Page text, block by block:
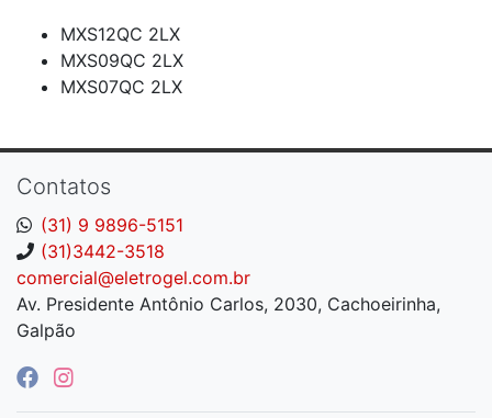
MXS12QC 2LX
MXS09QC 2LX
MXS07QC 2LX
Contatos
(31) 9 9896-5151
(31)3442-3518
comercial@eletrogel.com.br
Av. Presidente Antônio Carlos, 2030, Cachoeirinha,
Galpão